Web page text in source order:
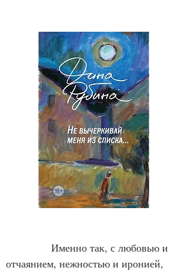
Именно так, с любовью и
отчаянием, нежностью и иронией,